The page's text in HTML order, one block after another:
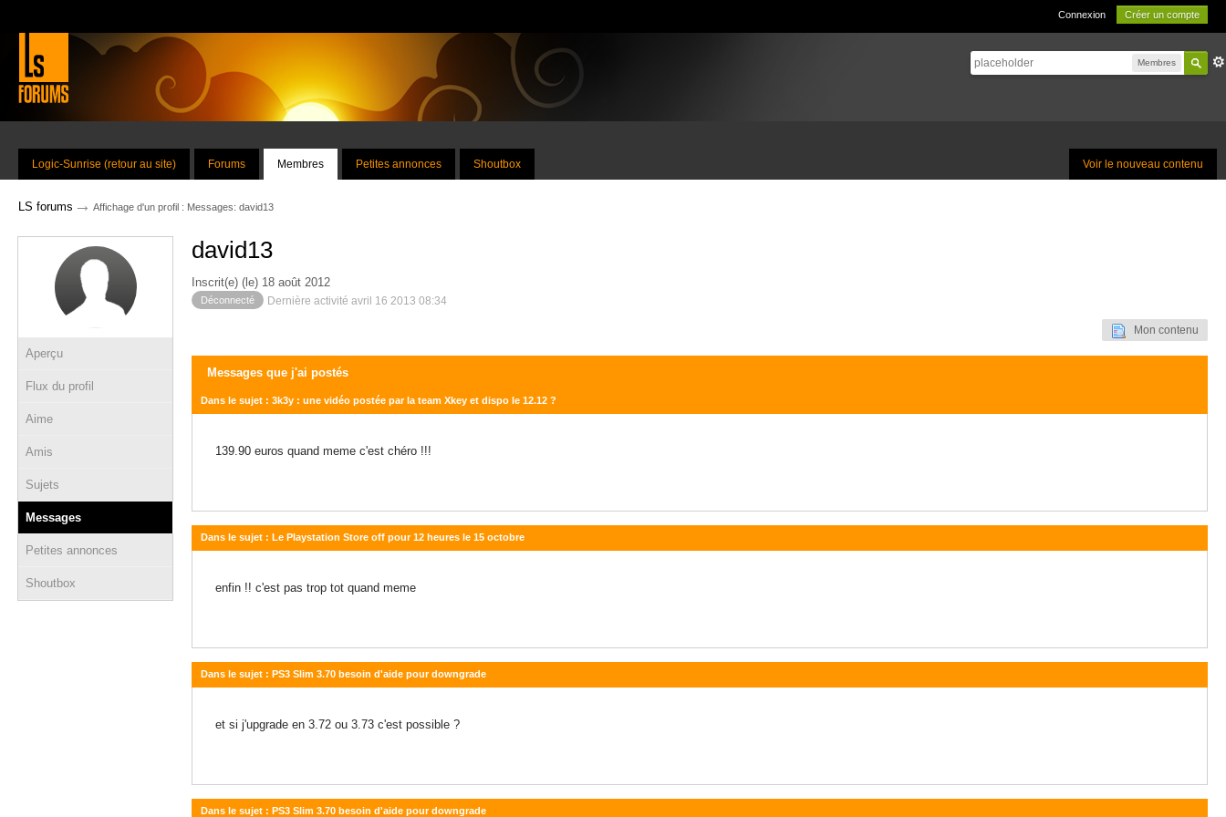
Connexion Créer un compte
Membres
Voir le nouveau contenu
Logic-Sunrise (retour au site) Forums Membres Petites annonces Shoutbox
LS forums → Affichage d'un profil : Messages: david13
Aperçu
Flux du profil
Aime
Amis
Sujets
Messages
Petites annonces
Shoutbox
david13
Inscrit(e) (le) 18 août 2012
Déconnecté Dernière activité avril 16 2013 08:34
Mon contenu
Messages que j'ai postés
Dans le sujet : 3k3y : une vidéo postée par la team Xkey et dispo le 12.12 ?
139.90 euros quand meme c'est chéro !!!
Dans le sujet : Le Playstation Store off pour 12 heures le 15 octobre
enfin !! c'est pas trop tot quand meme
Dans le sujet : PS3 Slim 3.70 besoin d'aide pour downgrade
et si j'upgrade en 3.72 ou 3.73 c'est possible ?
Dans le sujet : PS3 Slim 3.70 besoin d'aide pour downgrade